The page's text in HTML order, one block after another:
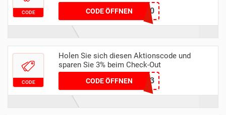
CODE CODE ÖFFNENFERN400
CODE
Holen Sie sich diesen Aktionscode und
sparen Sie 3% beim Check-Out
CODE ÖFFNENtradbelb3